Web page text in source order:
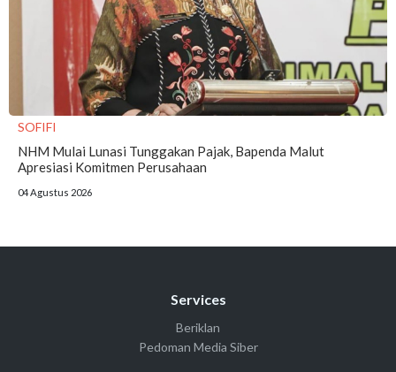
SOFIFI
NHM Mulai Lunasi Tunggakan Pajak, Bapenda Malut
Apresiasi Komitmen Perusahaan
04 Agustus 2026
Services
Beriklan
Pedoman Media Siber